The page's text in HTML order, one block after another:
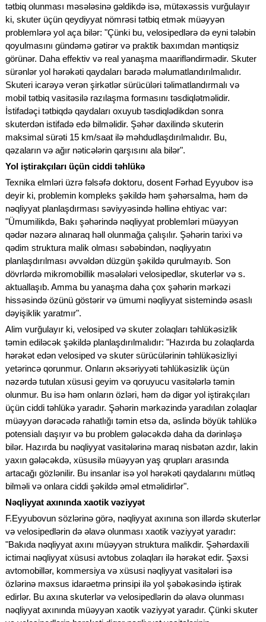
tətbiq olunması məsələsinə gəldikdə isə, mütəxəssis vurğulayır
ki, skuter üçün qeydiyyat nömrəsi tətbiq etmək müəyyən
problemlərə yol aça bilər: "Çünki bu, velosipedlərə də eyni tələbin
qoyulmasını gündəmə gətirər və praktik baxımdan məntiqsiz
görünər. Daha effektiv və real yanaşma maarifləndirmədir. Skuter
sürənlər yol hərəkəti qaydaları barədə məlumatlandırılmalıdır.
Skuteri icarəyə verən şirkətlər sürücüləri təlimatlandırmalı və
mobil tətbiq vasitəsilə razılaşma formasını təsdiqlətməlidir.
İstifadəçi tətbiqdə qaydaları oxuyub təsdiqlədikdən sonra
skuterdən istifadə edə bilməlidir. Şəhər daxilində skuterin
maksimal sürəti 15 km/saat ilə məhdudlaşdırılmalıdır. Bu,
qəzaların və ağır nəticələrin qarşısını ala bilər".
Yol iştirakçıları üçün ciddi təhlükə
Texnika elmləri üzrə fəlsəfə doktoru, dosent Fərhad Eyyubov isə
deyir ki, problemin kompleks şəkildə həm şəhərsalma, həm də
nəqliyyat planlaşdırması səviyyəsində həllinə ehtiyac var:
"Ümumilikdə, Bakı şəhərində nəqliyyat problemləri müəyyən
qədər nəzərə alınaraq həll olunmağa çalışılır. Şəhərin tarixi və
qədim struktura malik olması səbəbindən, nəqliyyatın
planlaşdırılması əvvəldən düzgün şəkildə qurulmayıb. Son
dövrlərdə mikromobillik məsələləri velosipedlər, skuterlər və s.
aktuallaşıb. Amma bu yanaşma daha çox şəhərin mərkəzi
hissəsində özünü göstərir və ümumi nəqliyyat sistemində əsaslı
dəyişiklik yaratmır".
Alim vurğulayır ki, velosiped və skuter zolaqları təhlükəsizlik
təmin ediləcək şəkildə planlaşdırılmalıdır: "Hazırda bu zolaqlarda
hərəkət edən velosiped və skuter sürücülərinin təhlükəsizliyi
yetərincə qorunmur. Onların əksəriyyəti təhlükəsizlik üçün
nəzərdə tutulan xüsusi geyim və qoruyucu vasitələrlə təmin
olunmur. Bu isə həm onların özləri, həm də digər yol iştirakçıları
üçün ciddi təhlükə yaradır. Şəhərin mərkəzində yaradılan zolaqlar
müəyyən dərəcədə rahatlığı təmin etsə da, əslində böyük təhlükə
potensialı daşıyır və bu problem gələcəkdə daha da dərinləşə
bilər. Hazırda bu nəqliyyat vasitələrinə maraq nisbətən azdır, lakin
yaxın gələcəkdə, xüsusilə müəyyən yaş qrupları arasında
artacağı gözlənilir. Bu insanlar isə yol hərəkəti qaydalarını mütləq
bilməli və onlara ciddi şəkildə əməl etməlidirlər".
Nəqliyyat axınında xaotik vəziyyət
F.Eyyubovun sözlərinə görə, nəqliyyat axınına son illərdə skuterlər
və velosipedlərin də əlavə olunması xaotik vəziyyət yaradır:
"Bakıda nəqliyyat axını müəyyən struktura malikdir. Şəhərdaxili
ictimai nəqliyyat xüsusi avtobus zolaqları ilə hərəkət edir. Şəxsi
avtomobillər, kommersiya və xüsusi nəqliyyat vasitələri isə
özlərinə məxsus idarəetmə prinsipi ilə yol şəbəkəsində iştirak
edirlər. Bu axına skuterlər və velosipedlərin də əlavə olunması
nəqliyyat axınında müəyyən xaotik vəziyyət yaradır. Çünki skuter